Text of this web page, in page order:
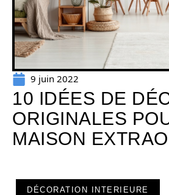
9 juin 2022
10 IDÉES DE
ORIGINALES
MAISON
DÉCORATION INTERIEURE